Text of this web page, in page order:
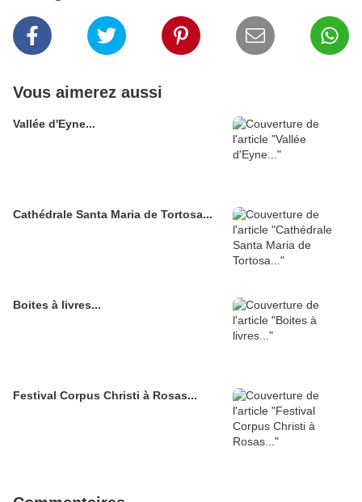
Vous aimerez aussi
Vallée d'Eyne...
Cathédrale Santa Maria de Tortosa...
Boites à livres...
Festival Corpus Christi à Rosas...